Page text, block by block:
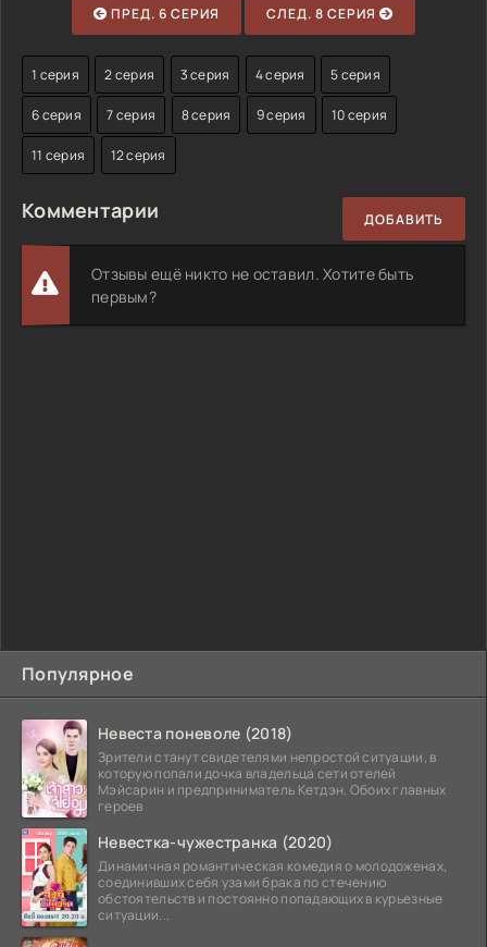
Популярное
Невеста поневоле (2018)
Зрители станут свидетелями непростой ситуации, в
которую попали дочка владельца сети отелей
Мэйсарин и предприниматель Кетдэн. Обоих главных
героев
Невестка-чужестранка (2020)
Динамичная романтическая комедия о молодоженах,
соединивших себя узами брака по стечению
обстоятельств и постоянно попадающих в курьезные
ситуации...
ПРЕД. 6 СЕРИЯ СЛЕД. 8 СЕРИЯ
1 серия 2 серия 3 серия 4 серия 5 серия
6 серия 7 серия 8 серия 9 серия 10 серия
11 серия 12 серия
Комментарии ДОБАВИТЬ
Отзывы ещё никто не оставил. Хотите быть
первым?